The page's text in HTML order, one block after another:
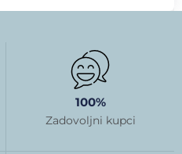
100%
Zadovoljni kupci